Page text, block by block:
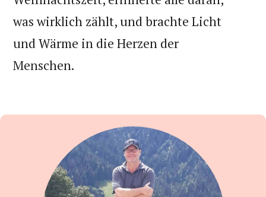
was wirklich zählt, und brachte Licht
und Wärme in die Herzen der
Menschen.